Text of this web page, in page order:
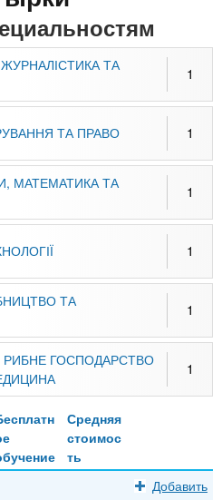
курсы
ТА
1
ТА ПРАВО 1
МАТЕМАТИКА ТА
1
1
ТА
1
РИБНЕ ГОСПОДАРСТВО
1
Средняя
стоимос
ть
Добавить